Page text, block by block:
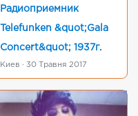
Радиоприемник
Telefunken &quot;Gala
Concert&quot; 1937г.
Киев · 30 Травня 2017